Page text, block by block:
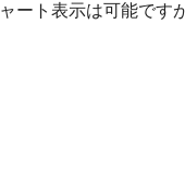
ート表示は可能です